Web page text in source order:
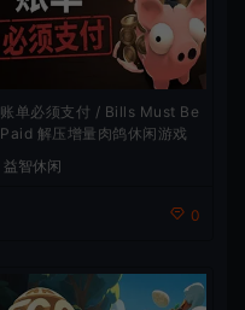
账单必须支付 / Bills Must Be
Paid 解压增量肉鸽休闲游戏
益智休闲
0